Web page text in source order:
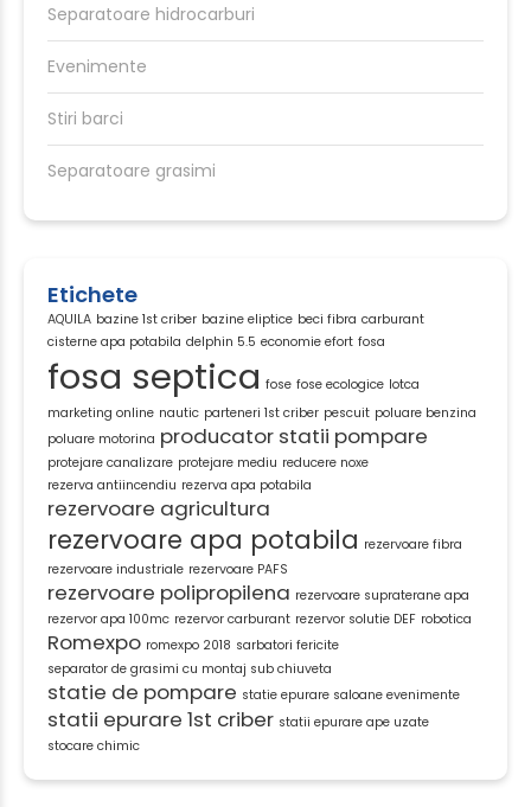
Separatoare hidrocarburi
Evenimente
Stiri barci
Separatoare grasimi
Etichete
AQUILA bazine 1st criber bazine eliptice beci fibra carburant
cisterne apa potabila delphin 5.5 economie efort fosa
fosa septica fose fose ecologice lotca
marketing online nautic parteneri 1st criber pescuit poluare benzina
poluare motorina producator statii pompare
protejare canalizare protejare mediu reducere noxe
rezerva antiincendiu rezerva apa potabila
rezervoare agricultura
rezervoare apa potabila rezervoare fibra
rezervoare industriale rezervoare PAFS
rezervoare polipropilena rezervoare supraterane apa
rezervor apa 100mc rezervor carburant rezervor solutie DEF robotica
Romexpo romexpo 2018 sarbatori fericite
separator de grasimi cu montaj sub chiuveta
statie de pompare statie epurare saloane evenimente
statii epurare 1st criber statii epurare ape uzate
stocare chimic